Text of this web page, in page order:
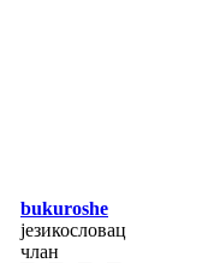
bukuroshe
језикословац
члан